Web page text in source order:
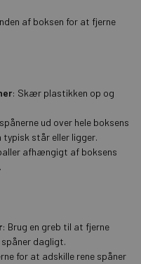
af boksen for at fjerne
: Skær plastikken op og
ud over hele boksens
står eller ligger.
afhængigt af boksens
: Brug en greb til at fjerne
dagligt.
for at adskille rene spåner